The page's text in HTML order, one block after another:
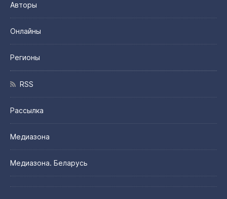
Авторы
Онлайны
Регионы
RSS
Рассылка
Медиазона
Медиазона. Беларусь